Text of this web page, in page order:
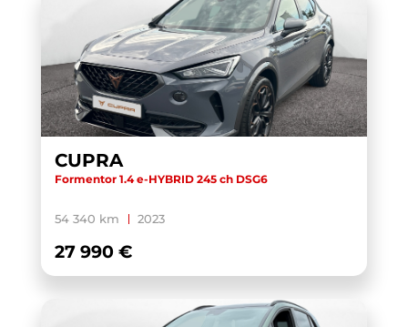
CUPRA
Formentor 1.4 e-HYBRID 245 ch DSG6
54 340 km 2023
27 990 €